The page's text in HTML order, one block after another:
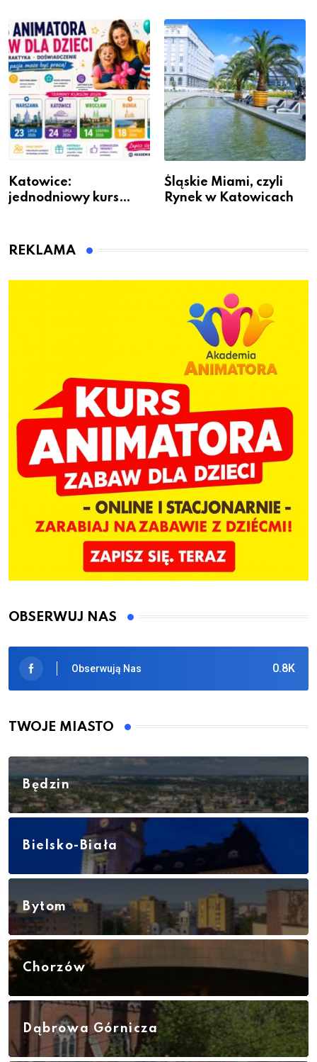
Katowice:
jednodniowy kurs
dzieci
Śląskie Miami, czyli
Rynek w Katowicach
REKLAMA
OBSERWUJ NAS
0.8K
Obserwują Nas
TWOJE MIASTO
Będzin
Bielsko-Biała
Bytom
Chorzów
Dąbrowa Górnicza